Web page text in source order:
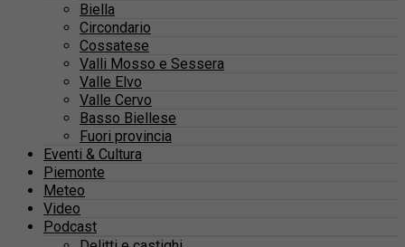
Biella
Circondario
Cossatese
Valli Mosso e Sessera
Valle Elvo
Valle Cervo
Basso Biellese
Fuori provincia
Eventi & Cultura
Piemonte
Meteo
Video
Podcast